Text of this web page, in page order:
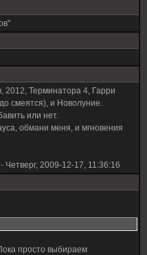
2012, Терминатора 4, Гарри
смеятся), и Новолуние.
или нет.
обмани меня, и мгновения
- Четверг, 2009-12-17, 11:36:16
просто выбираем